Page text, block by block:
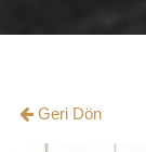
Geri Dön